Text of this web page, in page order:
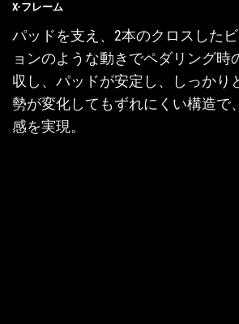
X-フレーム
パッドを支え、2本のクロスした
ョンのような動きでペダリング時
収し、パッドが安定し、しっかり
勢が変化してもずれにくい構造で
感を実現。